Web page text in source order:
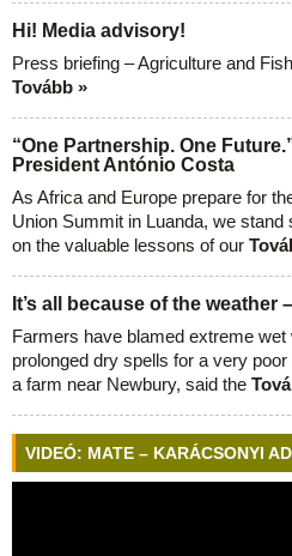
Hi! Media advisory!
Press briefing – Agriculture and
Tovább »
“One Partnership. One
President António Costa
As Africa and Europe prepare for
Union Summit in Luanda, we stand
on the valuable lessons of our
It’s all because of the weather
Farmers have blamed extreme wet
prolonged dry spells for a very
a farm near Newbury, said the
VIDEÓ: MATE – KARÁCSONYI